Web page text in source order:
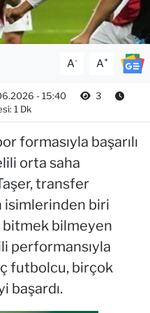
A- A+
- 15:40
3
1 Dk
formasıyla başarılı
orta saha
transfer
isimlerinden biri
bitmek bilmeyen
performansıyla
futbolcu, birçok
başardı.